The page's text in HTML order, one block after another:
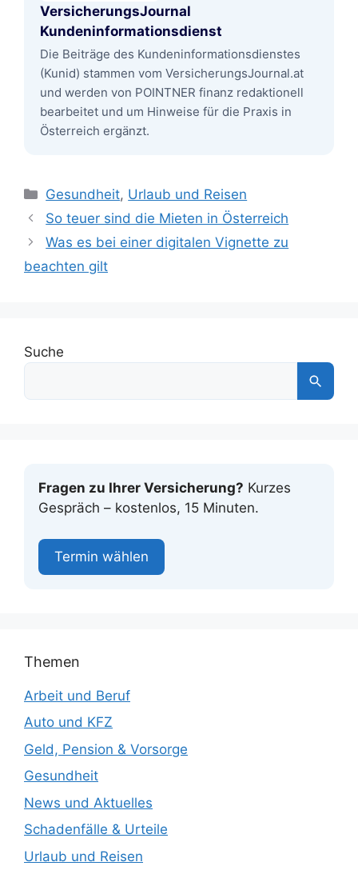
VersicherungsJournal
Kundeninformationsdienst
Die Beiträge des Kundeninformationsdienstes
(Kunid) stammen vom VersicherungsJournal.at
und werden von POINTNER finanz redaktionell
bearbeitet und um Hinweise für die Praxis in
Österreich ergänzt.
Kategorien
Gesundheit, Urlaub und Reisen
So teuer sind die Mieten in Österreich
Was es bei einer digitalen Vignette zu
beachten gilt
Suche
Fragen zu Ihrer Versicherung? Kurzes
Gespräch – kostenlos, 15 Minuten.
Termin wählen
Themen
Arbeit und Beruf
Auto und KFZ
Geld, Pension & Vorsorge
Gesundheit
News und Aktuelles
Schadenfälle & Urteile
Urlaub und Reisen